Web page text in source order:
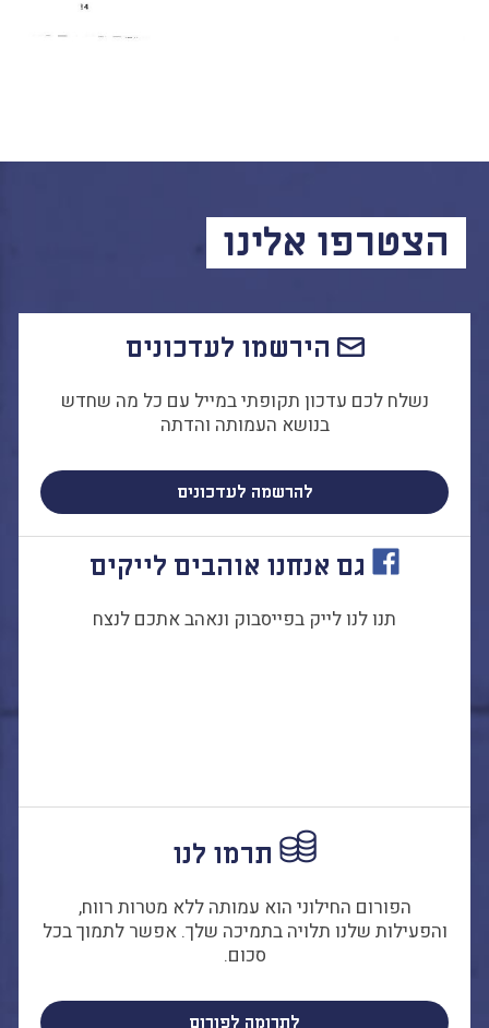
הצטרפו אלינו
הירשמו לעדכונים
נשלח לכם עדכון תקופתי במייל עם כל מה שחדש
בנושא העמותה והדתה
להרשמה לעדכונים
גם אנחנו אוהבים לייקים
תנו לנו לייק בפייסבוק ונאהב אתכם לנצח
תרמו לנו
הפורום החילוני הוא עמותה ללא מטרות רווח,
והפעילות שלנו תלויה בתמיכה שלך. אפשר לתמוך בכל
סכום.
לתרומה לפורום